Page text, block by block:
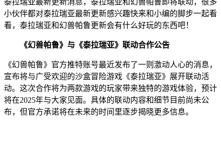
小伙伴都对泰拉瑞亚最新更新感兴趣快来和小编的脚步一起看
看，泰拉瑞亚和幻兽帕鲁更新会有什么好玩的东西吧！
《幻兽帕鲁》与《泰拉瑞亚》联动合作公告
《幻兽帕鲁》官方推特账号最近发布了一则激动人心的消息，
宣布将与广受欢迎的沙盒冒险游戏《泰拉瑞亚》展开联动活
动。这次合作将为两款游戏的玩家带来独特的游戏体验，预计
将在2025年与大家见面。具体的联动内容和细节目前尚未公
布，但官方承诺将在未来的时间里逐步揭晓更多信息。